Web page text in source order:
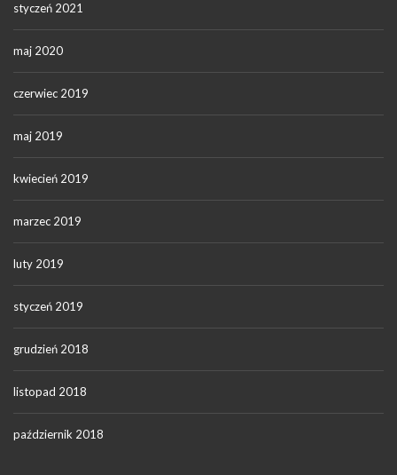
styczeń 2021
maj 2020
czerwiec 2019
maj 2019
kwiecień 2019
marzec 2019
luty 2019
styczeń 2019
grudzień 2018
listopad 2018
październik 2018